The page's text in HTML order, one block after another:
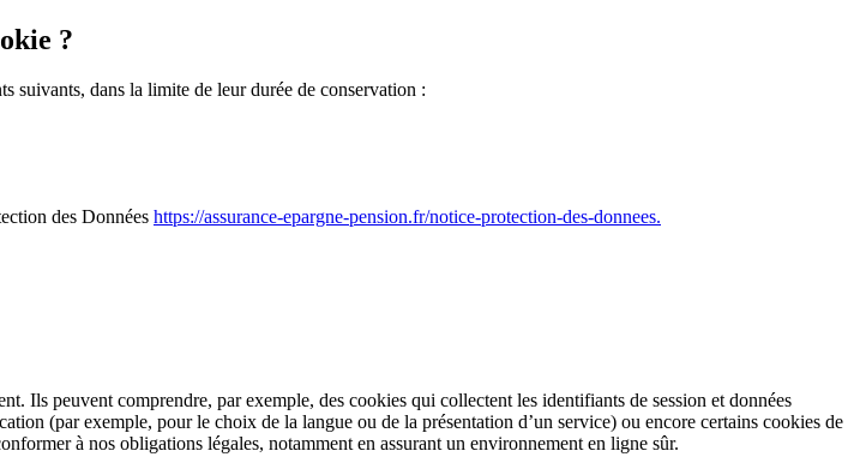
?
suivants, dans la limite de leur durée de conservation :
des Données https://assurance-epargne-pension.fr/notice-protection-des-donnees.
Ils peuvent comprendre, par exemple, des cookies qui collectent les identifiants de session et données
(par exemple, pour le choix de la langue ou de la présentation d’un service) ou encore certains cookies de
à nos obligations légales, notamment en assurant un environnement en ligne sûr.